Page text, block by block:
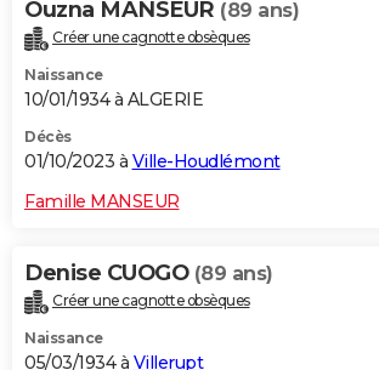
Ouzna MANSEUR (89 ans)
Créer une cagnotte obsèques
Naissance
10/01/1934 à ALGERIE
Décès
01/10/2023 à Ville-Houdlémont
Famille MANSEUR
Denise CUOGO (89 ans)
Créer une cagnotte obsèques
Naissance
05/03/1934 à Villerupt